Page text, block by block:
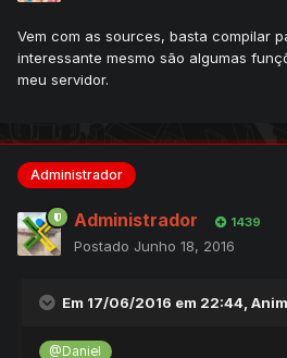
Vem com as sources, basta compilar
interessante mesmo são algumas
meu servidor.
Administrador
Administrador 1439
Postado Junho 18, 2016
Em 17/06/2016 em 22:44,
@Daniel